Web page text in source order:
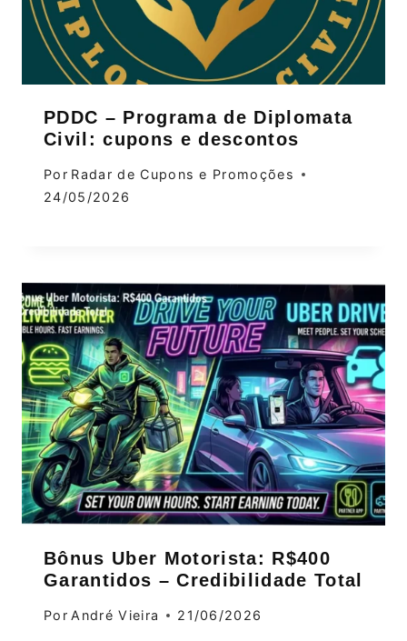
PDDC – Programa de Diplomata
Civil: cupons e descontos
Por Radar de Cupons e Promoções
24/05/2026
Bônus Uber Motorista: R$400
Garantidos – Credibilidade Total
Por André Vieira 21/06/2026